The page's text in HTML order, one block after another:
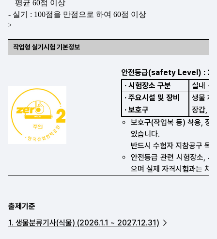
출제기준
1. 생물분류기사(식물) (2026.1.1 ~ 2027.12.31)